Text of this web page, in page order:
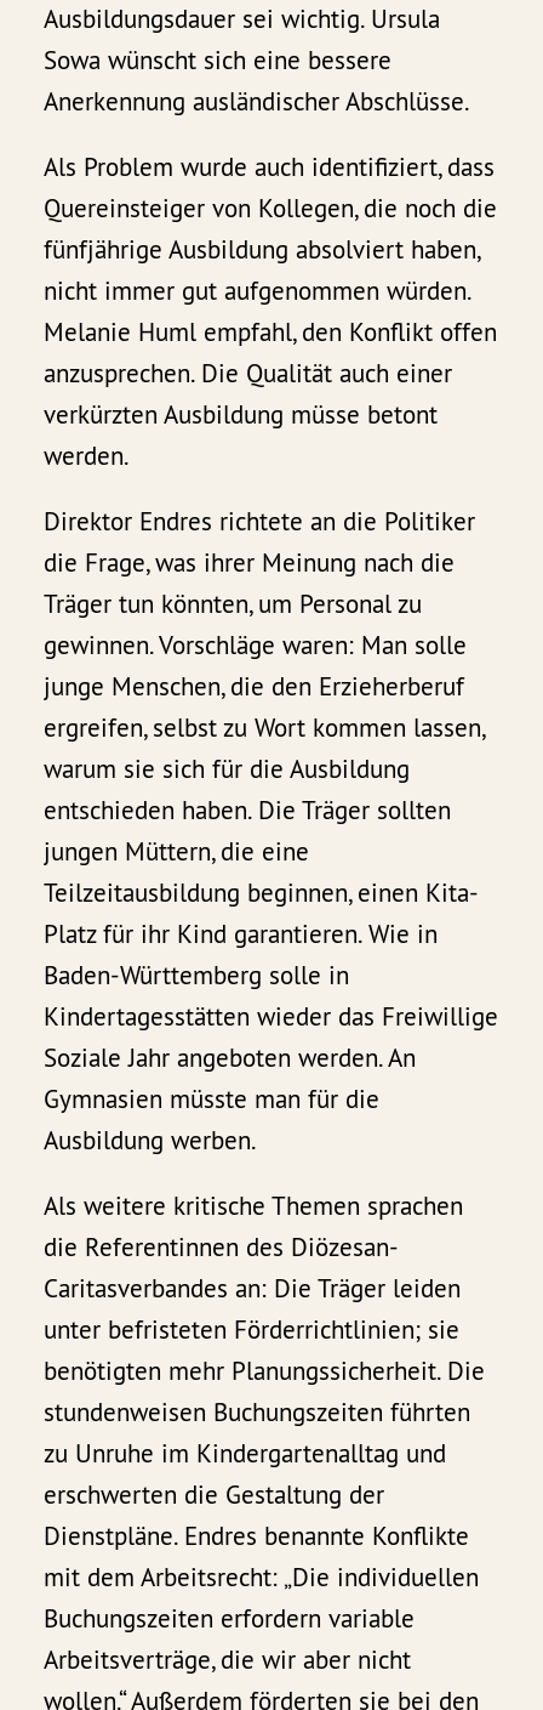
Ausbildungsdauer sei wichtig. Ursula
Sowa wünscht sich eine bessere
Anerkennung ausländischer Abschlüsse.
Als Problem wurde auch identifiziert, dass
Quereinsteiger von Kollegen, die noch die
fünfjährige Ausbildung absolviert haben,
nicht immer gut aufgenommen würden.
Melanie Huml empfahl, den Konflikt offen
anzusprechen. Die Qualität auch einer
verkürzten Ausbildung müsse betont
werden.
Direktor Endres richtete an die Politiker
die Frage, was ihrer Meinung nach die
Träger tun könnten, um Personal zu
gewinnen. Vorschläge waren: Man solle
junge Menschen, die den Erzieherberuf
ergreifen, selbst zu Wort kommen lassen,
warum sie sich für die Ausbildung
entschieden haben. Die Träger sollten
jungen Müttern, die eine
Teilzeitausbildung beginnen, einen Kita-
Platz für ihr Kind garantieren. Wie in
Baden-Württemberg solle in
Kindertagesstätten wieder das Freiwillige
Soziale Jahr angeboten werden. An
Gymnasien müsste man für die
Ausbildung werben.
Als weitere kritische Themen sprachen
die Referentinnen des Diözesan-
Caritasverbandes an: Die Träger leiden
unter befristeten Förderrichtlinien; sie
benötigten mehr Planungssicherheit. Die
stundenweisen Buchungszeiten führten
zu Unruhe im Kindergartenalltag und
erschwerten die Gestaltung der
Dienstpläne. Endres benannte Konflikte
mit dem Arbeitsrecht: „Die individuellen
Buchungszeiten erfordern variable
Arbeitsverträge, die wir aber nicht
wollen.“ Außerdem förderten sie bei den